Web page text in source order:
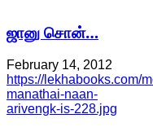
ஜானு சொன்…
February 14, 2012
https://lekhabooks.com/
manathai-naan-
arivengk-is-228.jpg